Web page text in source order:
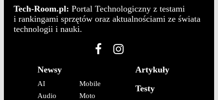
Tech-Room.pl: Portal Technologiczny z testami
i rankingami sprzętów oraz aktualnościami ze świata
technologii i nauki.
Newsy
AI
Audio
Mobile
Moto
Artykuły
Testy